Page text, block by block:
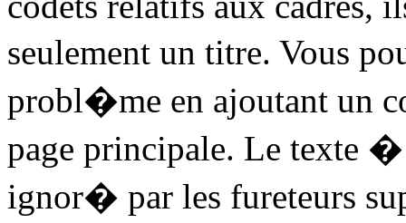
seulement un titre. Vous
probl�me en ajoutant un
page principale. Le texte
ignor� par les fureteurs